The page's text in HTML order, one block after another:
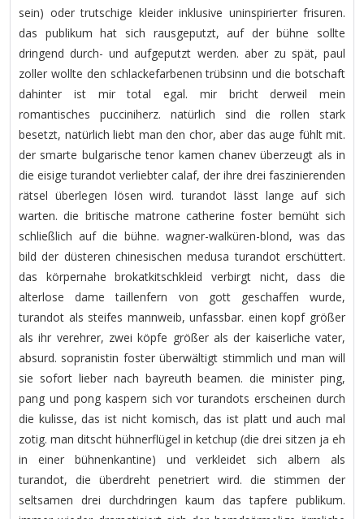
sein) oder trutschige kleider inklusive uninspirierter frisuren.
das publikum hat sich rausgeputzt, auf der bühne sollte
dringend durch- und aufgeputzt werden. aber zu spät, paul
zoller wollte den schlackefarbenen trübsinn und die botschaft
dahinter ist mir total egal. mir bricht derweil mein
romantisches pucciniherz. natürlich sind die rollen stark
besetzt, natürlich liebt man den chor, aber das auge fühlt mit.
der smarte bulgarische tenor kamen chanev überzeugt als in
die eisige turandot verliebter calaf, der ihre drei faszinierenden
rätsel überlegen lösen wird. turandot lässt lange auf sich
warten. die britische matrone catherine foster bemüht sich
schließlich auf die bühne. wagner-walküren-blond, was das
bild der düsteren chinesischen medusa turandot erschüttert.
das körpernahe brokatkitschkleid verbirgt nicht, dass die
alterlose dame taillenfern von gott geschaffen wurde,
turandot als steifes mannweib, unfassbar. einen kopf größer
als ihr verehrer, zwei köpfe größer als der kaiserliche vater,
absurd. sopranistin foster überwältigt stimmlich und man will
sie sofort lieber nach bayreuth beamen. die minister ping,
pang und pong kaspern sich vor turandots erscheinen durch
die kulisse, das ist nicht komisch, das ist platt und auch mal
zotig. man ditscht hühnerflügel in ketchup (die drei sitzen ja eh
in einer bühnenkantine) und verkleidet sich albern als
turandot, die überdreht penetriert wird. die stimmen der
seltsamen drei durchdringen kaum das tapfere publikum.